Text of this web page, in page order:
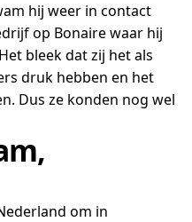
hij weer in contact
op Bonaire waar hij
bleek dat zij het als
druk hebben en het
Dus ze konden nog wel
om in